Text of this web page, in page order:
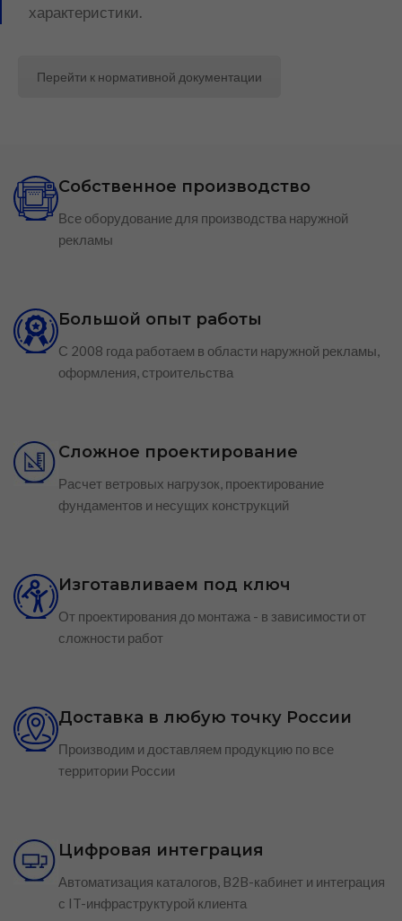
характеристики.
Перейти к нормативной документации
Собственное производство
Все оборудование для производства наружной
рекламы
Большой опыт работы
С 2008 года работаем в области наружной рекламы,
оформления, строительства
Сложное проектирование
Расчет ветровых нагрузок, проектирование
фундаментов и несущих конструкций
Изготавливаем под ключ
От проектирования до монтажа - в зависимости от
сложности работ
Доставка в любую точку России
Производим и доставляем продукцию по все
территории России
Цифровая интеграция
Автоматизация каталогов, B2B-кабинет и интеграция
с IT-инфраструктурой клиента